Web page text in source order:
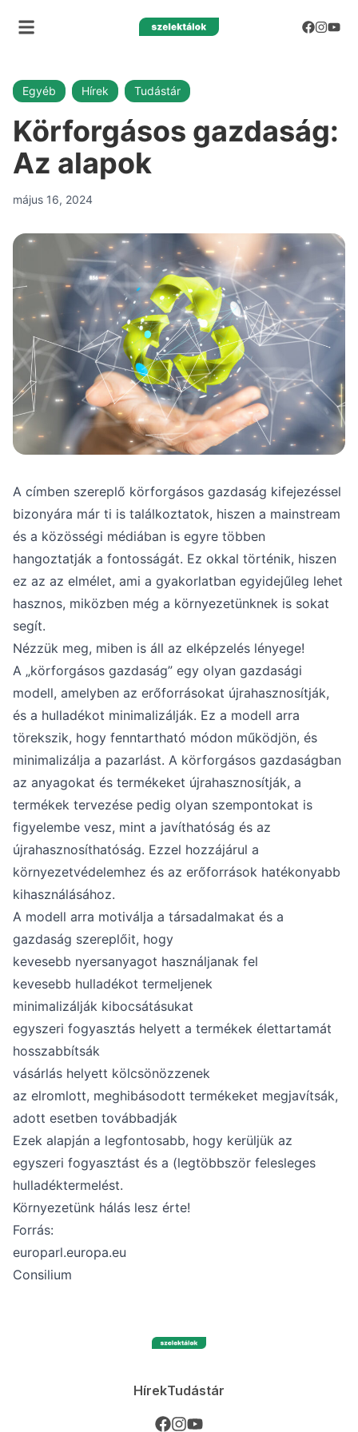
Egyéb Hírek Tudástár
Körforgásos gazdaság:
Az alapok
május 16, 2024
A címben szereplő körforgásos gazdaság kifejezéssel
bizonyára már ti is találkoztatok, hiszen a mainstream
és a közösségi médiában is egyre többen
hangoztatják a fontosságát. Ez okkal történik, hiszen
ez az az elmélet, ami a gyakorlatban egyidejűleg lehet
hasznos, miközben még a környezetünknek is sokat
segít.
Nézzük meg, miben is áll az elképzelés lényege!
A „körforgásos gazdaság” egy olyan gazdasági
modell, amelyben az erőforrásokat újrahasznosítják,
és a hulladékot minimalizálják. Ez a modell arra
törekszik, hogy fenntartható módon működjön, és
minimalizálja a pazarlást. A körforgásos gazdaságban
az anyagokat és termékeket újrahasznosítják, a
termékek tervezése pedig olyan szempontokat is
figyelembe vesz, mint a javíthatóság és az
újrahasznosíthatóság. Ezzel hozzájárul a
környezetvédelemhez és az erőforrások hatékonyabb
kihasználásához.
A modell arra motiválja a társadalmakat és a
gazdaság szereplőit, hogy
kevesebb nyersanyagot használjanak fel
kevesebb hulladékot termeljenek
minimalizálják kibocsátásukat
egyszeri fogyasztás helyett a termékek élettartamát
hosszabbítsák
vásárlás helyett kölcsönözzenek
az elromlott, meghibásodott termékeket megjavítsák,
adott esetben továbbadják
Ezek alapján a legfontosabb, hogy kerüljük az
egyszeri fogyasztást és a (legtöbbször felesleges
hulladéktermelést.
Környezetünk hálás lesz érte!
Forrás:
europarl.europa.eu
Consilium
HírekTudástár